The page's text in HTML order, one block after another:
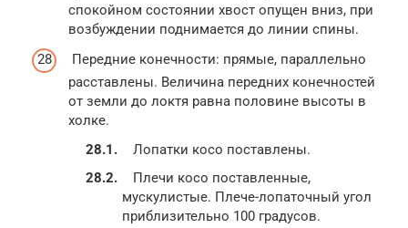
спокойном состоянии хвост опущен вниз, при
возбуждении поднимается до линии спины.
Передние конечности: прямые, параллельно
расставлены. Величина передних конечностей
от земли до локтя равна половине высоты в
холке.
Лопатки косо поставлены.
Плечи косо поставленные,
мускулистые. Плече-лопаточный угол
приблизительно 100 градусов.